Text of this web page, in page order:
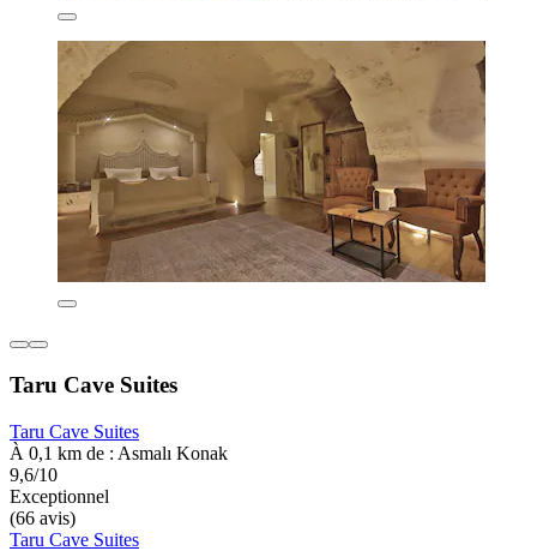
Taru Cave Suites
Taru Cave Suites
À 0,1 km de : Asmalı Konak
9,6/10
Exceptionnel
(66 avis)
Taru Cave Suites